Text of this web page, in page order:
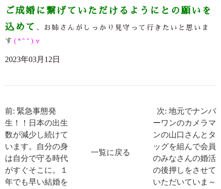
ご成婚に繋げていただけるようにとの願いを
込めて 、お姉さんがしっかり見守って行きたいと思いま
す (*^^)v
2023年03月12日
前: 緊急事態発
生！！日本の出生
数が減少し続けて
います。自分の身
は自分で守る時代
がすぐそこに。１
年でも早い結婚を
一覧に戻る
次: 地元でナンバ
ーワンのカメラマ
ンの山口さんとタ
ッグを組んで会員
のみなさんの婚活
の後押しをさせて
いただいていま～